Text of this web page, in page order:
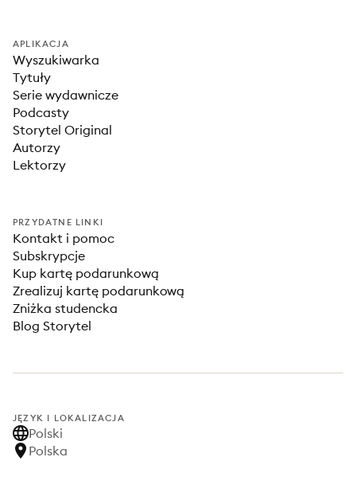
APLIKACJA
Wyszukiwarka
Tytuły
Serie wydawnicze
Podcasty
Storytel Original
Autorzy
Lektorzy
PRZYDATNE LINKI
Kontakt i pomoc
Subskrypcje
Kup kartę podarunkową
Zrealizuj kartę podarunkową
Zniżka studencka
Blog Storytel
JĘZYK I LOKALIZACJA
Polski
Polska